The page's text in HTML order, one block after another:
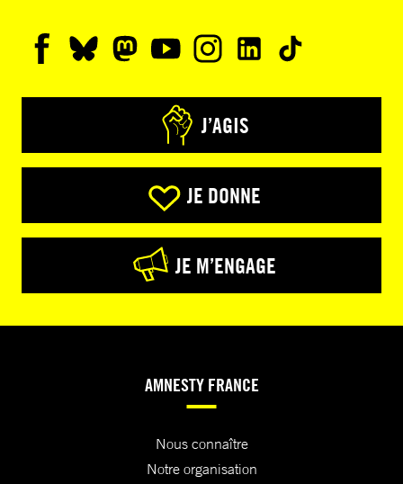
J’AGIS
JE DONNE
JE M’ENGAGE
AMNESTY FRANCE
Nous connaître
Notre organisation